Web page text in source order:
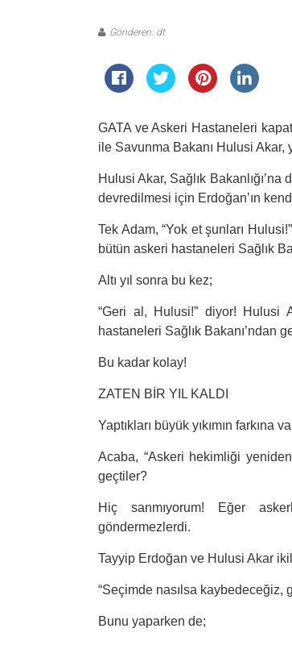
Gönderen: dt
GATA ve Askeri Hastaneleri
ile Savunma Bakanı Hulusi Akar,
Hulusi Akar, Sağlık
devredilmesi için Erdoğan’ın
Tek Adam, “Yok et şunları
bütün askeri hastaneleri Sağlık
Altı yıl sonra bu kez;
“Geri al, Hulusi!” diyor! Hulusi
hastaneleri Sağlık Bakanı’ndan
Bu kadar kolay!
ZATEN BİR YIL KALDI
Yaptıkları büyük yıkımın farkına
Acaba, “Askeri hekimliği
geçtiler?
Hiç sanmıyorum! Eğer
göndermezlerdi.
Tayyip Erdoğan ve Hulusi Akar
“Seçimde nasılsa kaybedeceğiz,
Bunu yaparken de;